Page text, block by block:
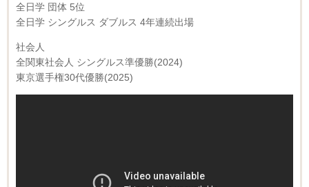
全日学 団体 5位
全日学 シングルス ダブルス 4年連続出場
社会人
全関東社会人 シングルス準優勝(2024)
東京選手権30代優勝(2025)